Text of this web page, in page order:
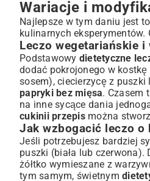
Wariacje i
Najlepsze w tym daniu jest
kulinarnych
Leczo wegetariańskie
Podstawowy dietetyczne
dodać pokrojonego w
sosem), ciecierzycę z
papryki bez mięsa. Czasem
na inne sycące dania
cukinii przepismożna
Jak wzbogacić leczo o
Jeśli potrzebujesz bardziej
puszki (biała lub czerwona).
żółtko wymieszane z
tym samym, świetnym